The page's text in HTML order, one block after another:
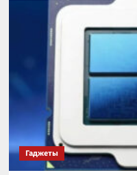
Гаджеты